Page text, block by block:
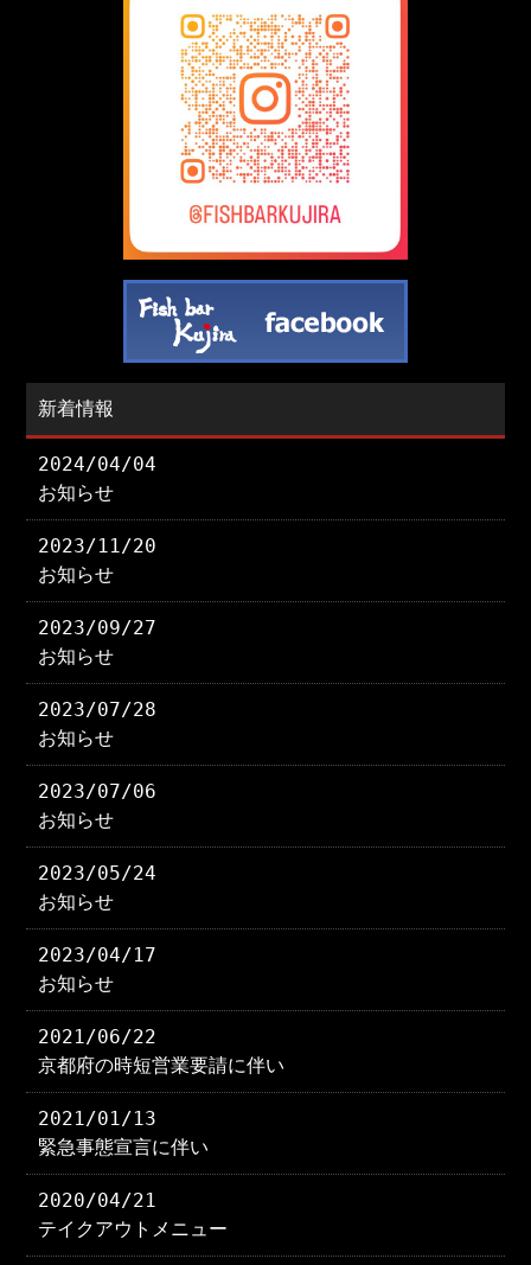
新着情報
2024/04/04
お知らせ
2023/11/20
お知らせ
2023/09/27
お知らせ
2023/07/28
お知らせ
2023/07/06
お知らせ
2023/05/24
お知らせ
2023/04/17
お知らせ
2021/06/22
京都府の時短営業要請に伴い
2021/01/13
緊急事態宣言に伴い
2020/04/21
テイクアウトメニュー